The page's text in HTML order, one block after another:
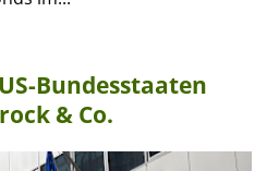
Bundesstaaten
& Co.